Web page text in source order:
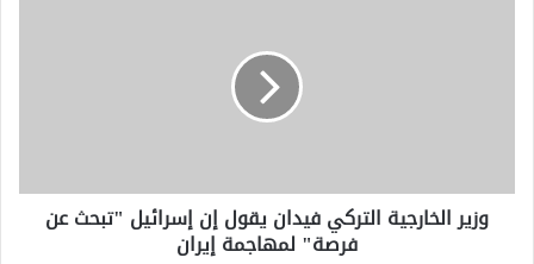
عن
فرصة"
وزير الخارجية التركي فيدان يقول إن إسرائيل "تبحث عن
فرصة" لمهاجمة إيران